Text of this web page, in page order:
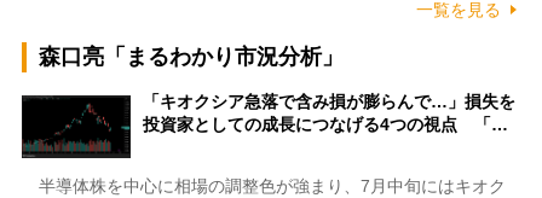
一覧を見る
森口亮「まるわかり市況分析」
「キオクシア急落で含み損が膨らんで…」損失を
投資家としての成長につなげる4つの視点 「…
半導体株を中心に相場の調整色が強まり、7月中旬にはキオク